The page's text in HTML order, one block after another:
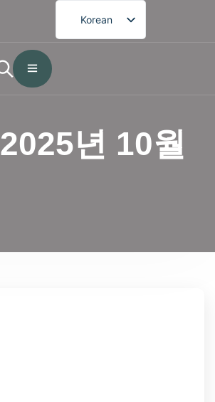
Korean
English
Portuguese
Arabic
2025년 10월